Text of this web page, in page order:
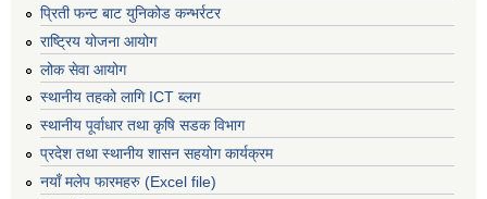
प्रिती फन्ट बाट युनिकोड कन्भर्रटर
राष्ट्रिय योजना आयोग
लोक सेवा आयोग
स्थानीय तहको लागि ICT ब्लग
स्थानीय पूर्वाधार तथा कृषि सडक विभाग
प्रदेश तथा स्थानीय शासन सहयोग कार्यक्रम
नयाँ मलेप फारमहरु (Excel file)